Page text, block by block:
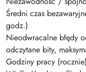
Średni czas
godz.)
Nieodwracalne błędy
odczytane bity,
Godziny pracy (rocznie)